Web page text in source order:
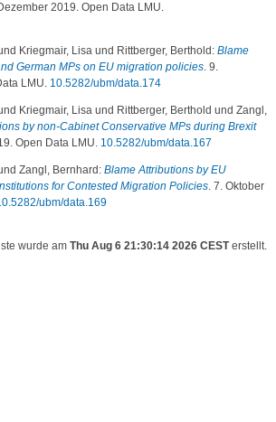
2019. Open Data LMU.
Kriegmair, Lisa und Rittberger, Berthold : Blame
German MPs on EU migration policies. 9.
LMU. 10.5282/ubm/data.174
Kriegmair, Lisa und Rittberger, Berthold und Zangl,
by non-Cabinet Conservative MPs during Brexit
Open Data LMU. 10.5282/ubm/data.167
Zangl, Bernhard : Blame Attributions by EU
for Contested Migration Policies. 7. Oktober
ubm/data.169
wurde am Thu Aug 6 21:30:14 2026 CESTerstellt.